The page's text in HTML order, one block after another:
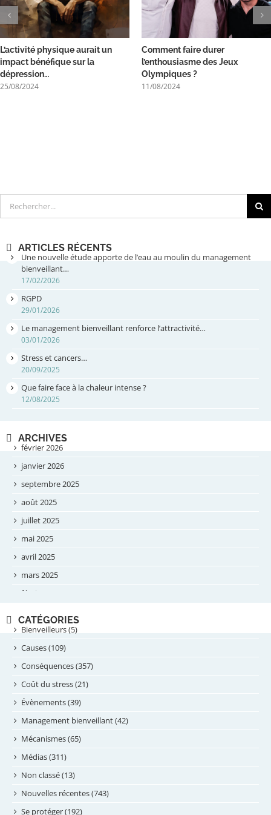
L’activité physique aurait un
impact bénéfique sur la
dépression…
25/08/2024
Comment faire durer
l’enthousiasme des Jeux
Olympiques ?
11/08/2024
Rechercher
ARTICLES RÉCENTS
Une nouvelle étude apporte de l’eau au moulin du management
bienveillant…
17/02/2026
RGPD
29/01/2026
Le management bienveillant renforce l’attractivité…
03/01/2026
Stress et cancers…
20/09/2025
Que faire face à la chaleur intense ?
12/08/2025
ARCHIVES
février 2026
janvier 2026
septembre 2025
août 2025
juillet 2025
mai 2025
avril 2025
mars 2025
février 2025
septembre 2024
août 2024
juillet 2024
juin 2024
mai 2024
avril 2024
février 2024
janvier 2024
novembre 2023
octobre 2023
septembre 2023
CATÉGORIES
Bienveilleurs (5)
Causes (109)
Conséquences (357)
Coût du stress (21)
Évènements (39)
Management bienveillant (42)
Mécanismes (65)
Médias (311)
Non classé (13)
Nouvelles récentes (743)
Se protéger (192)